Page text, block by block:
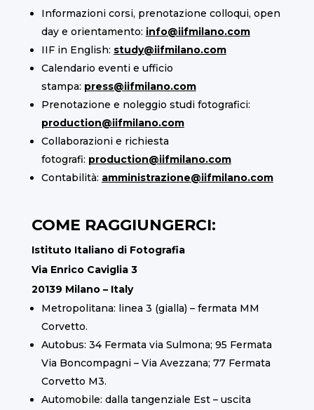
Informazioni corsi, prenotazione colloqui, open
day e orientamento: info@iifmilano.com
IIF in English: study@iifmilano.com
Calendario eventi e ufficio
stampa: press@iifmilano.com
Prenotazione e noleggio studi fotografici:
production@iifmilano.com
Collaborazioni e richiesta
fotografi: production@iifmilano.com
Contabilità: amministrazione@iifmilano.com
COME RAGGIUNGERCI:
Istituto Italiano di Fotografia
Via Enrico Caviglia 3
20139 Milano – Italy
Metropolitana: linea 3 (gialla) – fermata MM
Corvetto.
Autobus: 34 Fermata via Sulmona; 95 Fermata
Via Boncompagni – Via Avezzana; 77 Fermata
Corvetto M3.
Automobile: dalla tangenziale Est – uscita